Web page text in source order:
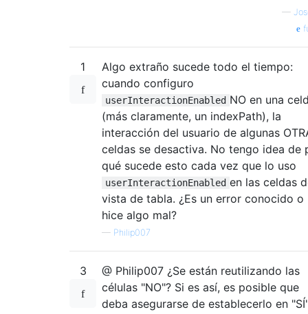
—
1
Algo extraño sucede todo el tiempo:
cuando configuro
userInteractionEnabled NO en una
(más claramente, un indexPath), la
interacción del usuario de algunas
celdas se desactiva. No tengo idea de
qué sucede esto cada vez que lo uso
userInteractionEnabled en las celdas
vista de tabla. ¿Es un error conocido o
hice algo mal?
— Philip007
3
@ Philip007 ¿Se están reutilizando las
células "NO"? Si es así, es posible que
deba asegurarse de establecerlo en